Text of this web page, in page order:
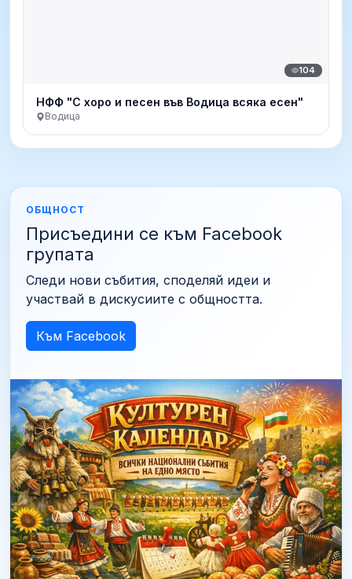
104
НФФ "С хоро и песен във Водица всяка есен"
Водица
ОБЩНОСТ
Присъедини се към Facebook
групата
Следи нови събития, споделяй идеи и
участвай в дискусиите с общността.
Към Facebook